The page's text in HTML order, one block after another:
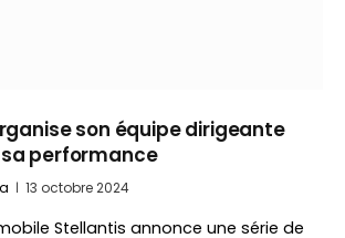
son équipe dirigeante
performance
13 octobre 2024
Stellantis annonce une série de